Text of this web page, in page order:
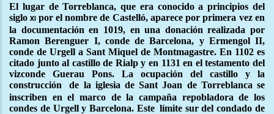
El lugar de Torreblanca, que era conocido a principios del
sigloxi por el nombre de Castelló, aparece por primera vez en
la documentación en 1019, en una donación realizada por
Ramon Berenguer I, conde de Barcelona, y Ermengol II,
conde de Urgell a Sant Miquel de Montmagastre. En 1102 es
citado junto al castillo de Rialp y en 1131 en el testamento del
vizconde Guerau Pons. La ocupación del castillo y la
construcción
de la iglesia de Sant Joan de Torreblanca se
inscriben en el marco de la campaña repobladora de los
condes de Urgell y Barcelona. Este límite sur del condado de